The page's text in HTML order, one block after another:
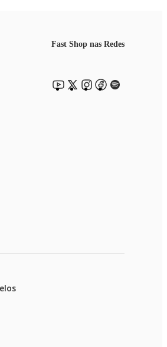
Fast Shop nas Redes